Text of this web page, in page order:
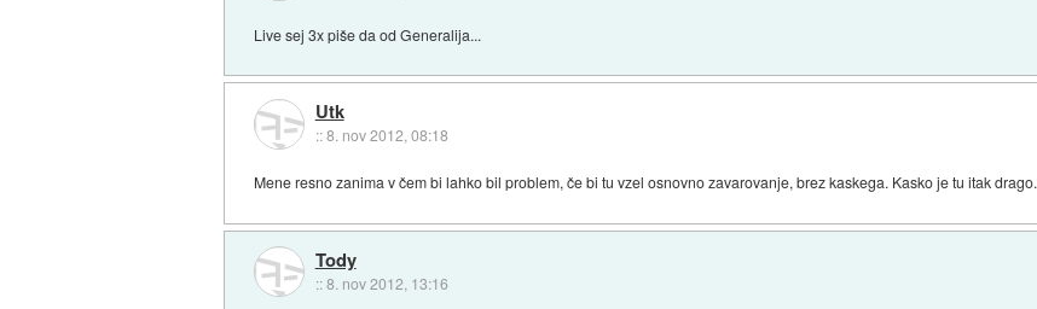
Live sej 3x piše da od Generalija...
Utk
::8. nov 2012, 08:18
Mene resno zanima v čem bi lahko bil problem, če bi tu vzel osnovno zavarovanje, brez kaskega. Kasko je tu itak drago.
Tody
::8. nov 2012, 13:16